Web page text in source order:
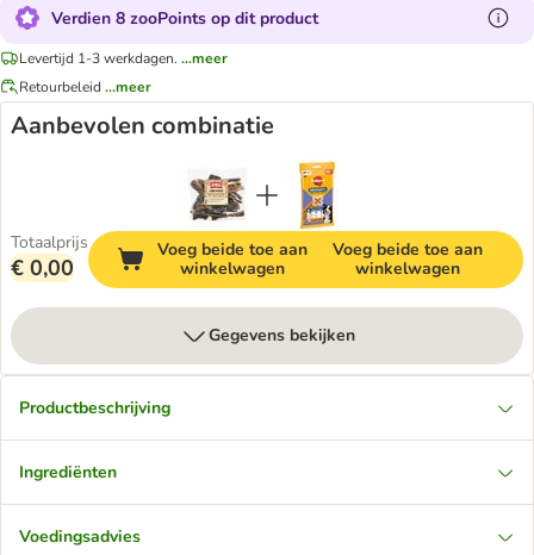
Verdien 8 zooPoints op dit product
Levertijd 1-3 werkdagen. ...meer
Retourbeleid ...meer
Aanbevolen combinatie
Totaalprijs
€ 0,00
Voeg beide toe aan
winkelwagen
Voeg beide toe aan
winkelwagen
Gegevens bekijken
Productbeschrijving
Ingrediënten
Voedingsadvies